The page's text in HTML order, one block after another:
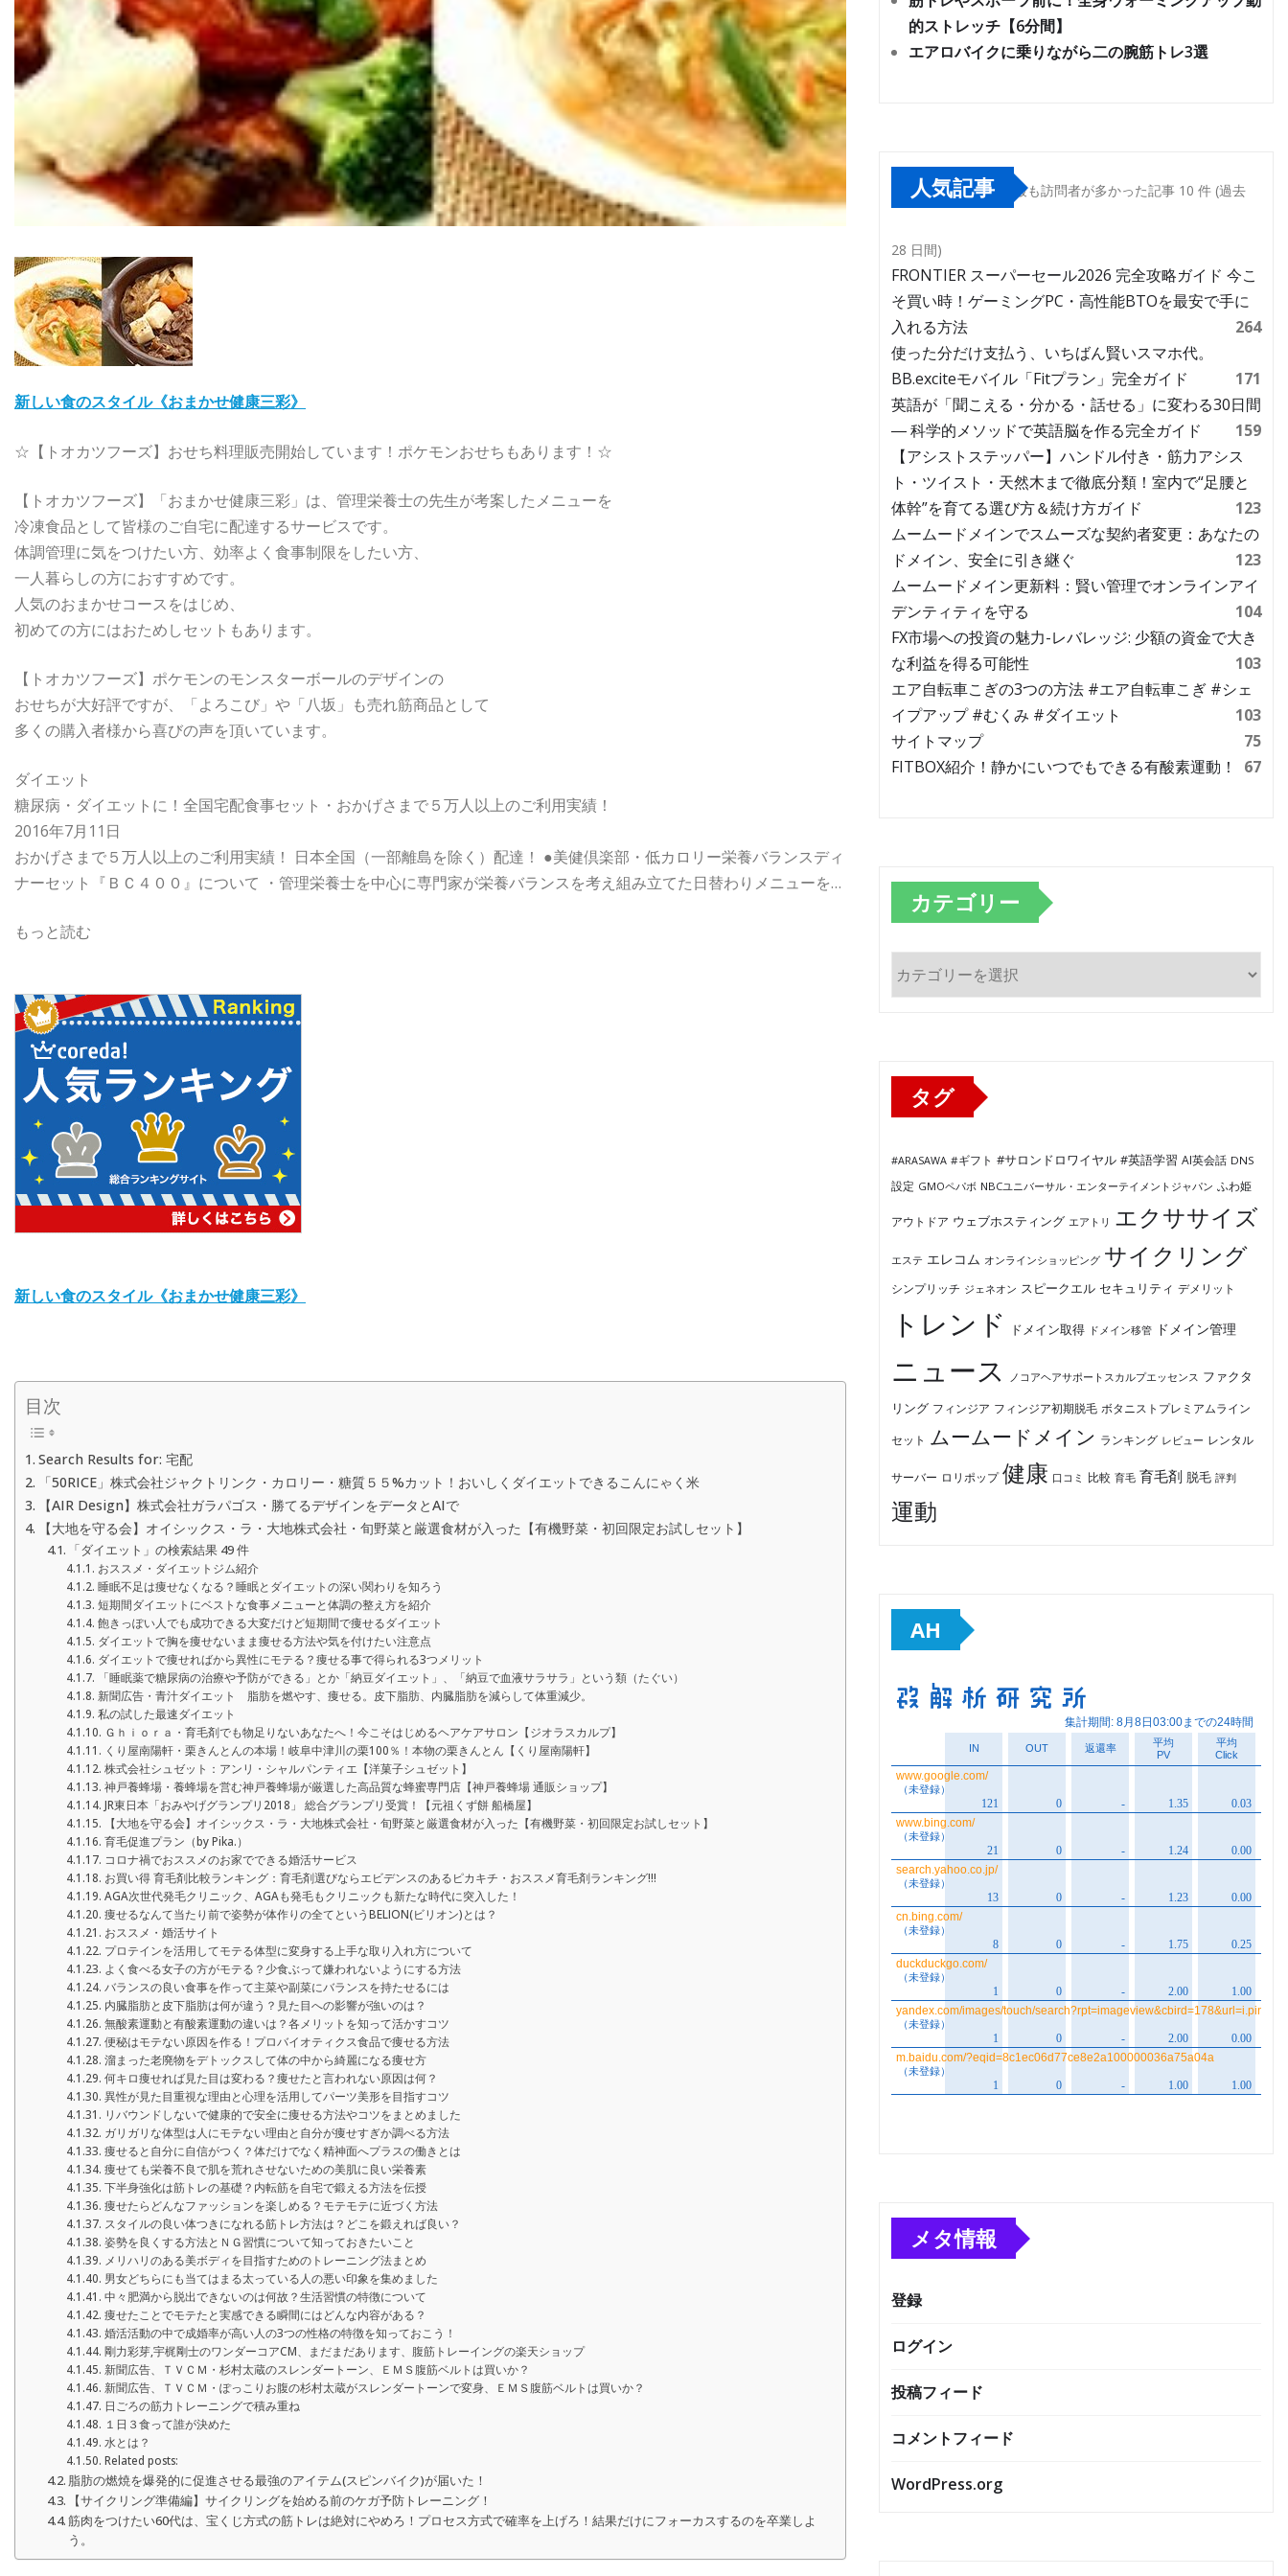
新しい食のスタイル《おまかせ健康三彩》
☆【トオカツフーズ】おせち料理販売開始しています！ポケモンおせちもあります！☆
【トオカツフーズ】「おまかせ健康三彩」は、管理栄養士の先生が考案したメニューを
冷凍食品として皆様のご自宅に配達するサービスです。
体調管理に気をつけたい方、効率よく食事制限をしたい方、
一人暮らしの方におすすめです。
人気のおまかせコースをはじめ、
初めての方にはおためしセットもあります。
【トオカツフーズ】ポケモンのモンスターボールのデザインの
おせちが大好評ですが、「よろこび」や「八坂」も売れ筋商品として
多くの購入者様から喜びの声を頂いています。
ダイエット
糖尿病・ダイエットに！全国宅配食事セット・おかげさまで５万人以上のご利用実績！
2016年7月11日
おかげさまで５万人以上のご利用実績！ 日本全国（一部離島を除く）配達！ ●美健倶楽部・低カロリー栄養バランスディ
ナーセット『ＢＣ４００』について ・管理栄養士を中心に専門家が栄養バランスを考え組み立てた日替わりメニューを…
もっと読む
新しい食のスタイル《おまかせ健康三彩》
目次
Search Results for: 宅配
「50RICE」株式会社ジャクトリンク・カロリー・糖質５５%カット！おいしくダイエットできるこんにゃく米
【AIR Design】株式会社ガラパゴス・勝てるデザインをデータとAIで
【大地を守る会】オイシックス・ラ・大地株式会社・旬野菜と厳選食材が入った【有機野菜・初回限定お試しセット】
「ダイエット」の検索結果 49 件
おススメ・ダイエットジム紹介
睡眠不足は痩せなくなる？睡眠とダイエットの深い関わりを知ろう
短期間ダイエットにベストな食事メニューと体調の整え方を紹介
飽きっぽい人でも成功できる大変だけど短期間で痩せるダイエット
ダイエットで胸を痩せないまま痩せる方法や気を付けたい注意点
ダイエットで痩せればから異性にモテる？痩せる事で得られる3つメリット
「睡眠薬で糖尿病の治療や予防ができる」とか「納豆ダイエット」、「納豆で血液サラサラ」という類（たぐい）
新聞広告・青汁ダイエット 脂肪を燃やす、痩せる。皮下脂肪、内臓脂肪を減らして体重減少。
私の試した最速ダイエット
Ｇｈｉｏｒａ・育毛剤でも物足りないあなたへ！今こそはじめるヘアケアサロン【ジオラスカルプ】
くり屋南陽軒・栗きんとんの本場！岐阜中津川の栗100％！本物の栗きんとん【くり屋南陽軒】
株式会社シュゼット：アンリ・シャルパンティエ【洋菓子シュゼット】
神戸養蜂場・養蜂場を営む神戸養蜂場が厳選した高品質な蜂蜜専門店【神戸養蜂場 通販ショップ】
JR東日本「おみやげグランプリ2018」 総合グランプリ受賞！【元祖くず餅 船橋屋】
【大地を守る会】オイシックス・ラ・大地株式会社・旬野菜と厳選食材が入った【有機野菜・初回限定お試しセット】
育毛促進プラン（by Pika.）
コロナ禍でおススメのお家でできる婚活サービス
お買い得 育毛剤比較ランキング：育毛剤選びならエビデンスのあるピカキチ・おススメ育毛剤ランキング!!!
AGA次世代発毛クリニック、AGAも発毛もクリニックも新たな時代に突入した！
痩せるなんて当たり前で姿勢が体作りの全てというBELION(ビリオン)とは？
おススメ・婚活サイト
プロテインを活用してモテる体型に変身する上手な取り入れ方について
よく食べる女子の方がモテる？少食ぶって嫌われないようにする方法
バランスの良い食事を作って主菜や副菜にバランスを持たせるには
内臓脂肪と皮下脂肪は何が違う？見た目への影響が強いのは？
無酸素運動と有酸素運動の違いは？各メリットを知って活かすコツ
便秘はモテない原因を作る！プロバイオティクス食品で痩せる方法
溜まった老廃物をデトックスして体の中から綺麗になる痩せ方
何キロ痩せれば見た目は変わる？痩せたと言われない原因は何？
異性が見た目重視な理由と心理を活用してパーツ美形を目指すコツ
リバウンドしないで健康的で安全に痩せる方法やコツをまとめました
ガリガリな体型は人にモテない理由と自分が痩せすぎか調べる方法
痩せると自分に自信がつく？体だけでなく精神面へプラスの働きとは
痩せても栄養不良で肌を荒れさせないための美肌に良い栄養素
下半身強化は筋トレの基礎？内転筋を自宅で鍛える方法を伝授
痩せたらどんなファッションを楽しめる？モテモテに近づく方法
スタイルの良い体つきになれる筋トレ方法は？どこを鍛えれば良い？
姿勢を良くする方法とＮＧ習慣について知っておきたいこと
メリハリのある美ボディを目指すためのトレーニング法まとめ
男女どちらにも当てはまる太っている人の悪い印象を集めました
中々肥満から脱出できないのは何故？生活習慣の特徴について
痩せたことでモテたと実感できる瞬間にはどんな内容がある？
婚活活動の中で成婚率が高い人の3つの性格の特徴を知っておこう！
剛力彩芽,宇梶剛士のワンダーコアCM、まだまだあります、腹筋トレーイングの楽天ショップ
新聞広告、ＴＶＣＭ・杉村太蔵のスレンダートーン、ＥＭＳ腹筋ベルトは買いか？
新聞広告、ＴＶＣＭ・ぽっこりお腹の杉村太蔵がスレンダートーンで変身、ＥＭＳ腹筋ベルトは買いか？
日ごろの筋力トレーニングで積み重ね
１日３食って誰が決めた
水とは？
Related posts:
脂肪の燃焼を爆発的に促進させる最強のアイテム(スピンバイク)が届いた！
【サイクリング準備編】サイクリングを始める前のケガ予防トレーニング！
筋肉をつけたい60代は、宝くじ方式の筋トレは絶対にやめろ！プロセス方式で確率を上げろ！結果だけにフォーカスするのを卒業しよ
う。
的ストレッチ【6分間】
エアロバイクに乗りながら二の腕筋トレ3選
人気記事 最も訪問者が多かった記事 10 件 (過去
28 日間)
FRONTIER スーパーセール2026 完全攻略ガイド 今こ
そ買い時！ゲーミングPC・高性能BTOを最安で手に
入れる方法
264
使った分だけ支払う、いちばん賢いスマホ代。
BB.exciteモバイル「Fitプラン」完全ガイド
171
英語が「聞こえる・分かる・話せる」に変わる30日間
― 科学的メソッドで英語脳を作る完全ガイド
159
【アシストステッパー】ハンドル付き・筋力アシス
ト・ツイスト・天然木まで徹底分類！室内で“足腰と
体幹”を育てる選び方＆続け方ガイド
123
ムームードメインでスムーズな契約者変更：あなたの
ドメイン、安全に引き継ぐ
123
ムームードメイン更新料：賢い管理でオンラインアイ
デンティティを守る
104
FX市場への投資の魅力-レバレッジ: 少額の資金で大き
な利益を得る可能性
103
エア自転車こぎの3つの方法 #エア自転車こぎ #シェ
イプアップ #むくみ #ダイエット
103
サイトマップ
75
FITBOX紹介！静かにいつでもできる有酸素運動！
67
カテゴリー
テ
タグ
#ARASAWA #ギフト #サロンドロワイヤル #英語学習 AI英会話 DNS
設定 GMOペパボ NBCユニバーサル・エンターテイメントジャパン ふわ姫
アウトドア ウェブホスティング エアトリ エクササイズ
エステ エレコム オンラインショッピング サイクリング
シンプリッチ ジェネオン スピークエル セキュリティ デメリット
トレンド ドメイン取得 ドメイン移管 ドメイン管理
ニュース ノコアヘアサポートスカルプエッセンス ファクタ
リング フィンジア フィンジア初期脱毛 ボタニストプレミアムライン
セット ムームードメイン ランキング レビュー レンタル
サーバー ロリポップ 健康 口コミ 比較 育毛 育毛剤 脱毛 評判
運動
AH
メタ情報
登録
ログイン
投稿フィード
コメントフィード
WordPress.org